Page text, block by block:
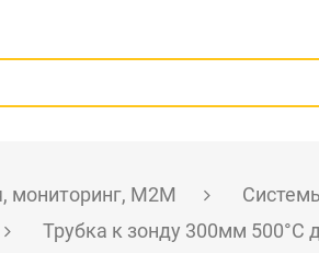
мониторинг, M2M
Трубка к зонду 300мм 500°С